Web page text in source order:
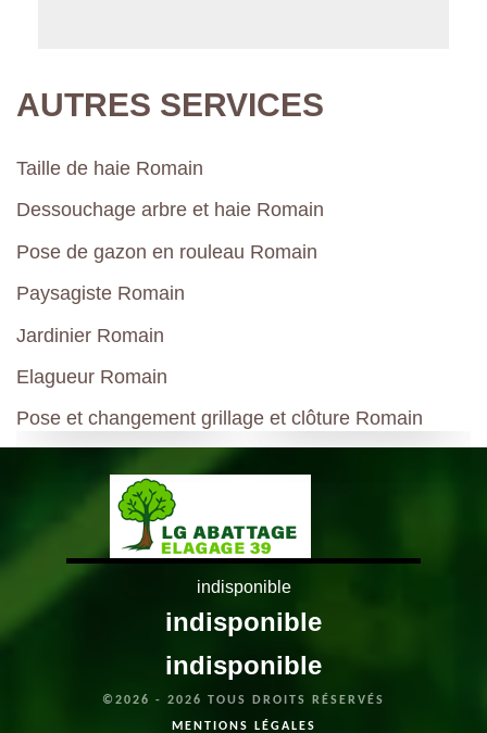
AUTRES SERVICES
Taille de haie Romain
Dessouchage arbre et haie Romain
Pose de gazon en rouleau Romain
Paysagiste Romain
Jardinier Romain
Elagueur Romain
Pose et changement grillage et clôture Romain
indisponible
indisponible
indisponible
©2026 - 2026 TOUS DROITS RÉSERVÉS
MENTIONS LÉGALES